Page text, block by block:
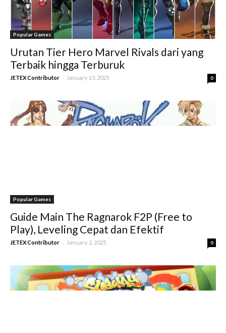
Popular Games
Urutan Tier Hero Marvel Rivals dari yang
Terbaik hingga Terburuk
JETEX Contributor - January 15, 2025 0
Popular Games
Guide Main The Ragnarok F2P (Free to
Play), Leveling Cepat dan Efektif
JETEX Contributor - January 2, 2025 0